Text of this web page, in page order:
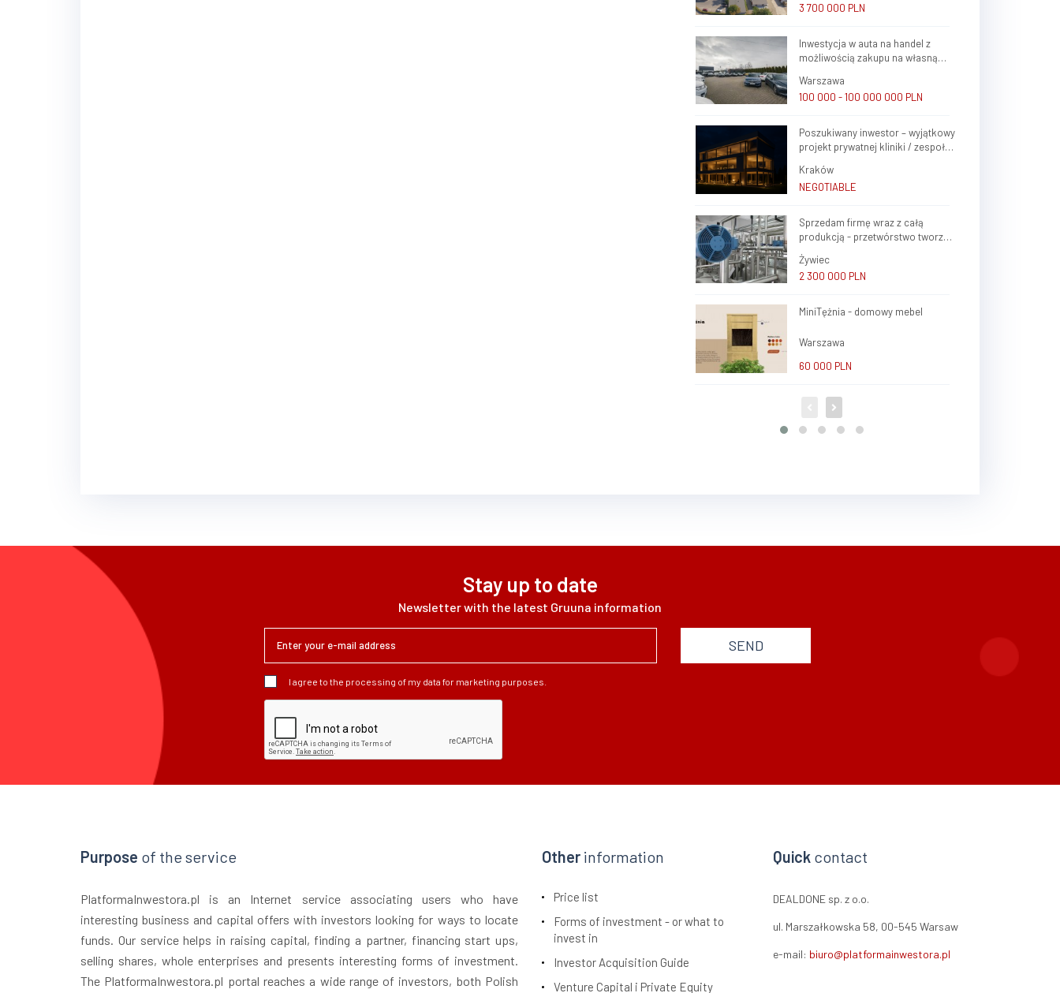
3 700 000 PLN
Inwestycja w auta na handel z
możliwością zakupu na własną
zysku
Warszawa
100 000 - 100 000 000 PLN
Poszukiwany inwestor – wyjątkowy
projekt prywatnej kliniki / zespołu
Krakowa (Krowodrza)
Kraków
NEGOTIABLE
Sprzedam firmę wraz z całą
produkcją - przetwórstwo tworzyw
Żywiec
2 300 000 PLN
MiniTężnia - domowy mebel
Warszawa
60 000 PLN
Stay up to date
Newsletter with the latest Gruuna information
SEND
I agree to the processing of my data for marketing purposes.
Purpose of the service
PlatformaInwestora.pl is an Internet service associating users who have
interesting business and capital offers with investors looking for ways to locate
funds. Our service helps in raising capital, finding a partner, financing start ups,
selling shares, whole enterprises and presents interesting forms of investment.
The PlatformaInwestora.pl portal reaches a wide range of investors, both Polish
Other information
Price list
Forms of investment - or what to
invest in
Investor Acquisition Guide
Venture Capital i Private Equity
Quickcontact
DEALDONE sp. z o.o.
ul. Marszałkowska 58, 00-545 Warsaw
e-mail: biuro@platformainwestora.pl